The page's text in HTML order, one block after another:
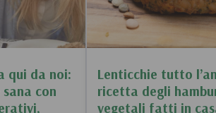
secca e legumi
secca biologica
bio
Birre, vini
Vini italiani
Birre
qui da noi:
con
Lenticchie tutto
ricetta degli
vegetali fatti in